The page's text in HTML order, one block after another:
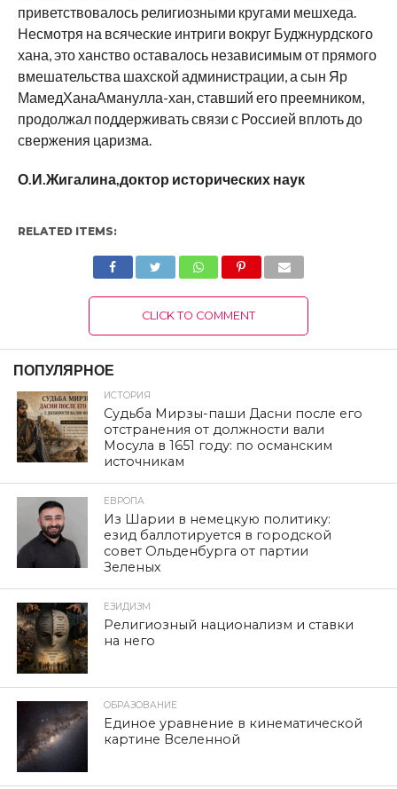
приветствовалось религиозными кругами мешхеда.
Несмотря на всяческие интриги вокруг Буджнурдского
хана, это ханство оставалось независимым от прямого
вмешательства шахской администрации, а сын Яр
МамедХанаАманулла-хан, ставший его преемником,
продолжал поддерживать связи с Россией вплоть до
свержения царизма.
О.И.Жигалина,доктор исторических наук
RELATED ITEMS:
CLICK TO COMMENT
ПОПУЛЯРНОЕ
ИСТОРИЯ
Судьба Мирзы-паши Дасни после его
отстранения от должности вали
Мосула в 1651 году: по османским
источникам
ЕВРОПА
Из Шарии в немецкую политику:
езид баллотируется в городской
совет Ольденбурга от партии
Зеленых
ЕЗИДИЗМ
Религиозный национализм и ставки
на него
ОБРАЗОВАНИЕ
Единое уравнение в кинематической
картине Вселенной